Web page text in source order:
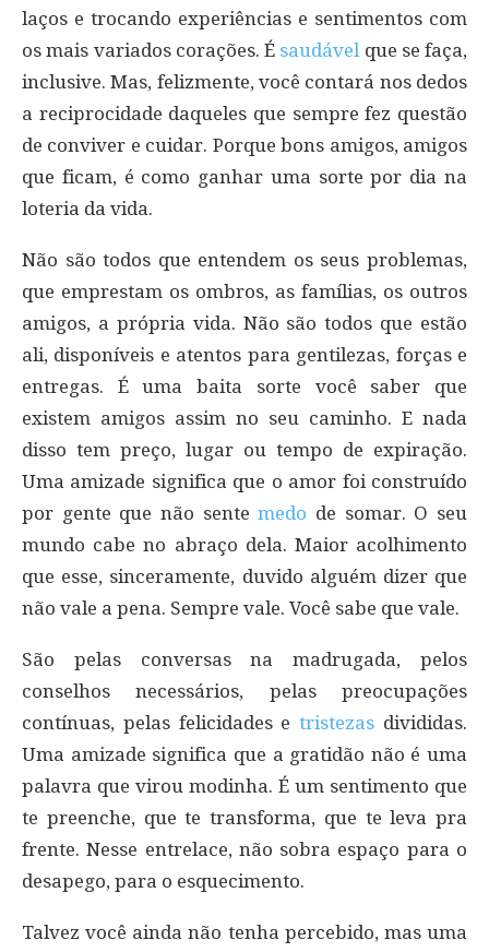
laços e trocando experiências e sentimentos com
os mais variados corações. É saudávelque se faça,
inclusive. Mas, felizmente, você contará nos dedos
a reciprocidade daqueles que sempre fez questão
de conviver e cuidar. Porque bons amigos, amigos
que ficam, é como ganhar uma sorte por dia na
loteria da vida.
Não são todos que entendem os seus problemas,
que emprestam os ombros, as famílias, os outros
amigos, a própria vida. Não são todos que estão
ali, disponíveis e atentos para gentilezas, forças e
entregas. É uma baita sorte você saber que
existem amigos assim no seu caminho. E nada
disso tem preço, lugar ou tempo de expiração.
Uma amizade significa que o amor foi construído
por gente que não sentemedo de somar. O seu
mundo cabe no abraço dela. Maior acolhimento
que esse, sinceramente, duvido alguém dizer que
não vale a pena. Sempre vale. Você sabe que vale.
São pelas conversas na madrugada, pelos
conselhos necessários, pelas preocupações
contínuas, pelas felicidades etristezas divididas.
Uma amizade significa que a gratidão não é uma
palavra que virou modinha. É um sentimento que
te preenche, que te transforma, que te leva pra
frente. Nesse entrelace, não sobra espaço para o
desapego, para o esquecimento.
Talvez você ainda não tenha percebido, mas uma